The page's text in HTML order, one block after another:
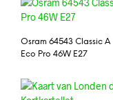
Osram 64543 Classic A
Eco Pro 46W E27